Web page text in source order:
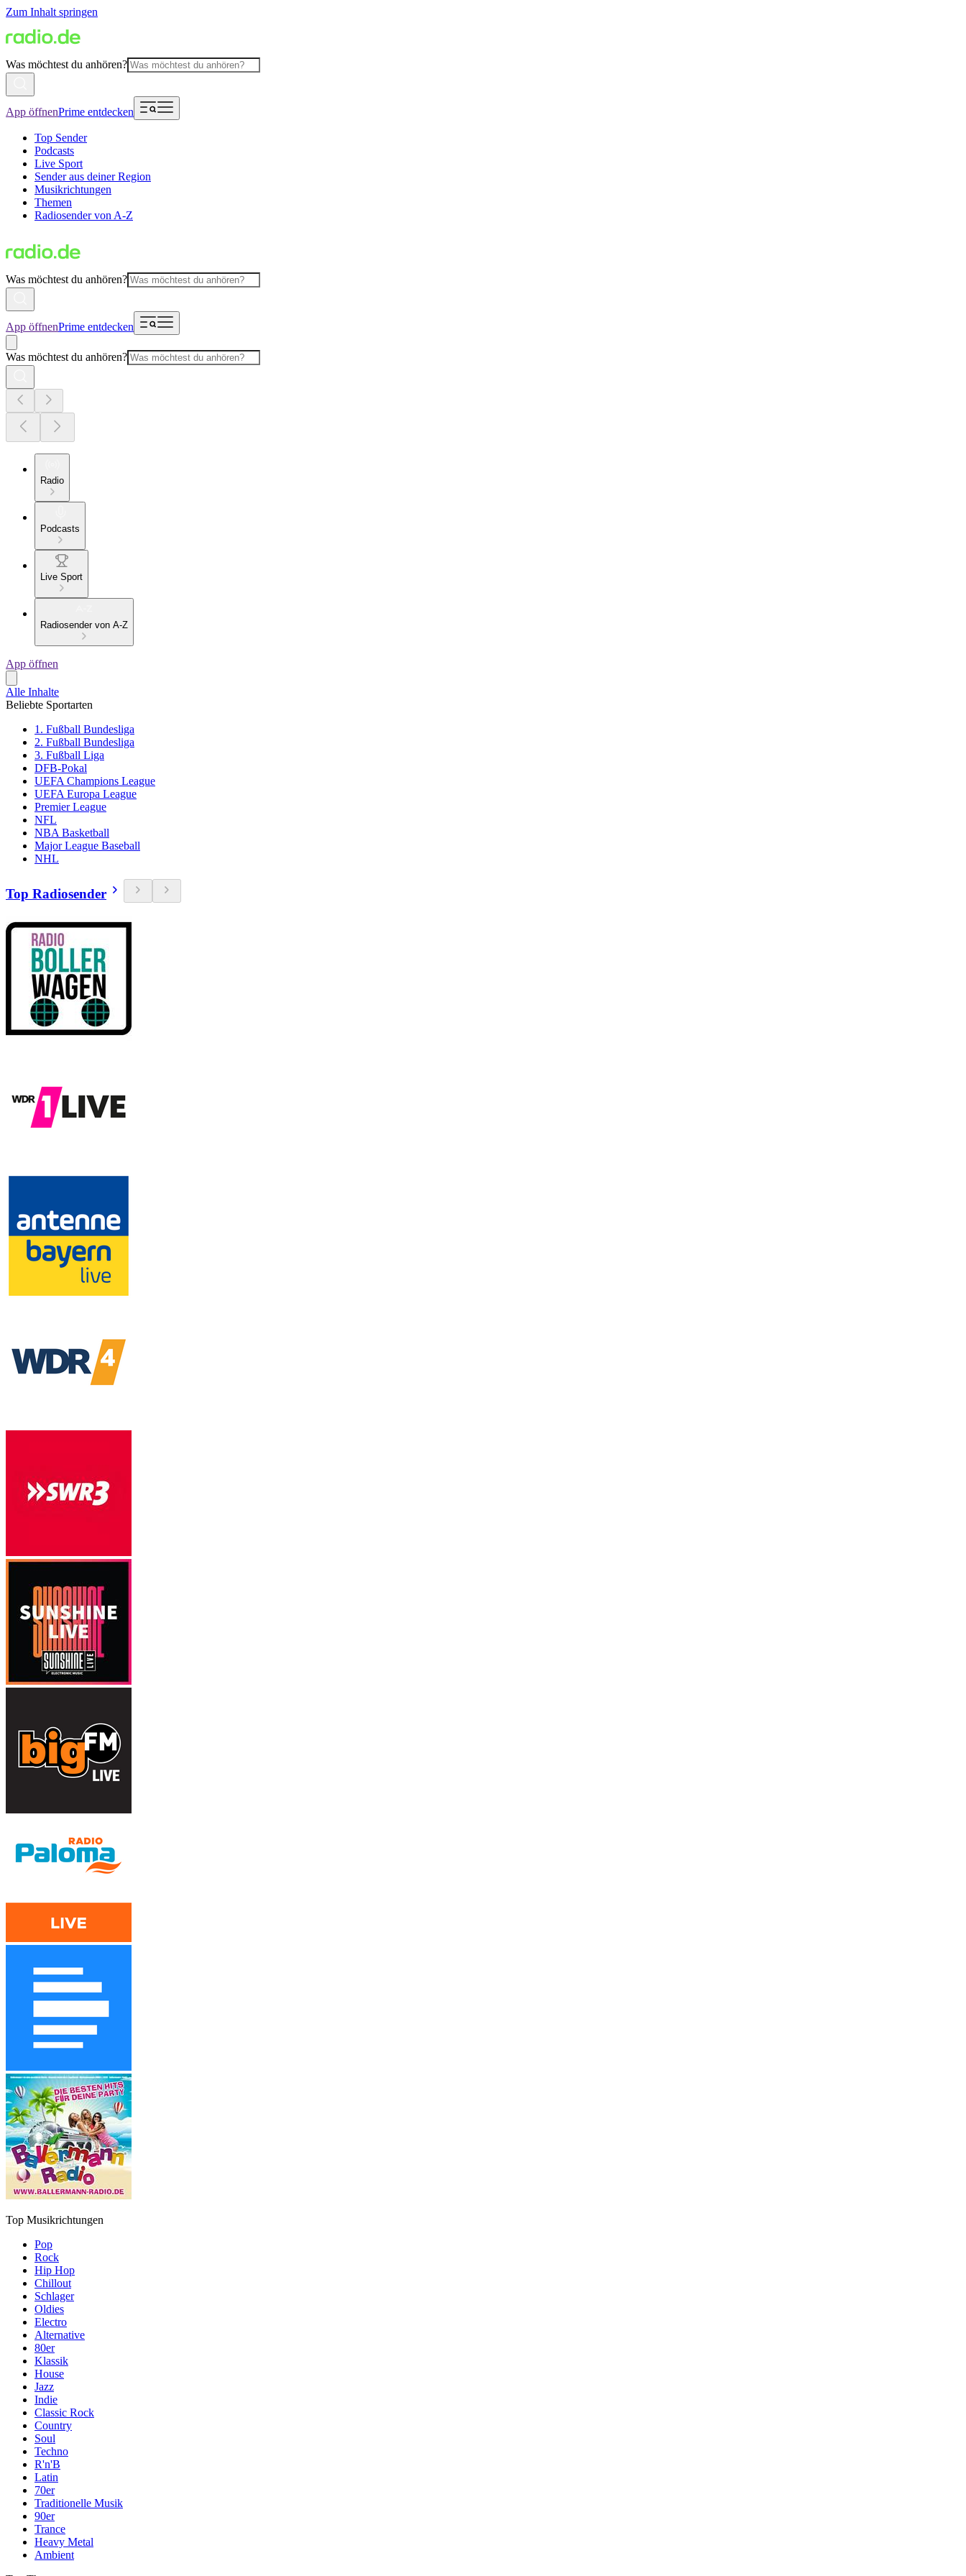
Zum Inhalt springen
Was möchtest du anhören?
App öffnenPrime entdecken
Top Sender
Podcasts
Live Sport
Sender aus deiner Region
Musikrichtungen
Themen
Radiosender von A-Z
Was möchtest du anhören?
App öffnenPrime entdecken
Was möchtest du anhören?
Radio
Podcasts
Live Sport
Radiosender von A-Z
App öffnen
Alle Inhalte
Beliebte Sportarten
1. Fußball Bundesliga
2. Fußball Bundesliga
3. Fußball Liga
DFB-Pokal
UEFA Champions League
UEFA Europa League
Premier League
NFL
NBA Basketball
Major League Baseball
NHL
Top Radiosender
Top Musikrichtungen
Pop
Rock
Hip Hop
Chillout
Schlager
Oldies
Electro
Alternative
80er
Klassik
House
Jazz
Indie
Classic Rock
Country
Soul
Techno
R'n'B
Latin
70er
Traditionelle Musik
90er
Trance
Heavy Metal
Ambient